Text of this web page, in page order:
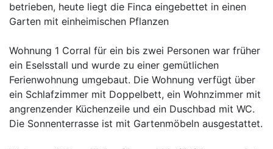
betrieben, heute liegt die Finca eingebettet in einen
Garten mit einheimischen Pflanzen
Wohnung 1 Corral für ein bis zwei Personen war früher
ein Eselsstall und wurde zu einer gemütlichen
Ferienwohnung umgebaut. Die Wohnung verfügt über
ein Schlafzimmer mit Doppelbett, ein Wohnzimmer mit
angrenzender Küchenzeile und ein Duschbad mit WC.
Die Sonnenterrasse ist mit Gartenmöbeln ausgestattet.